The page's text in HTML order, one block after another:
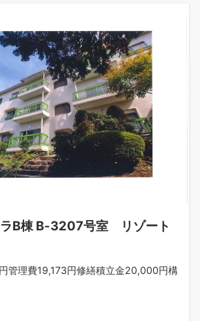
ラB棟 B-3207号室 リゾート
管理費19,173円修繕積立金20,000円構